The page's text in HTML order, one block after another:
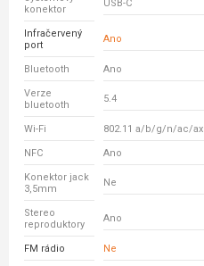
konektor
USB-C
Infračervený
port
Ano
Bluetooth Ano
Verze
bluetooth
5.4
Wi-Fi 802.11 a/b/g/n/ac/ax
NFC Ano
Konektor jack
3,5mm
Ne
Stereo
reproduktory
Ano
FM rádio Ne